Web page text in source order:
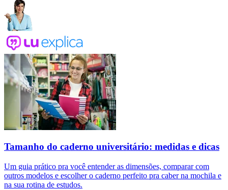
Tamanho do caderno universitário: medidas e dicas
Um guia prático pra você entender as dimensões, comparar com
outros modelos e escolher o caderno perfeito pra caber na mochila e
na sua rotina de estudos.